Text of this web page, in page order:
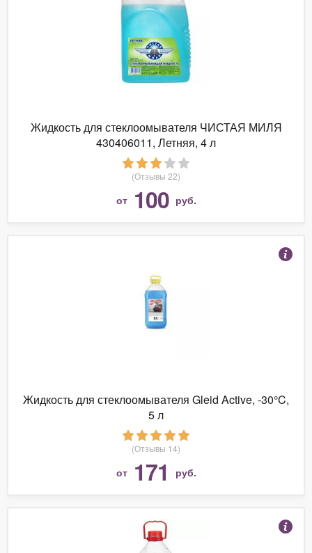
Жидкость для стеклоомывателя ЧИСТАЯ МИЛЯ
430406011, Летняя, 4 л
(Отзывы 22)
от 100 руб.
Жидкость для стеклоомывателя Gleid Active, -30°C,
5 л
(Отзывы 14)
от 171 руб.